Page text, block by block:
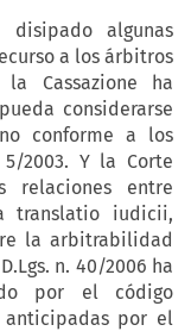
disipado algunas
a los árbitros
Cassazione ha
considerarse
conforme a los
2003. Y la Corte
relaciones entre
translatio iudicii,
la arbitrabilidad
n. 40/2006 ha
por el código
anticipadas por el